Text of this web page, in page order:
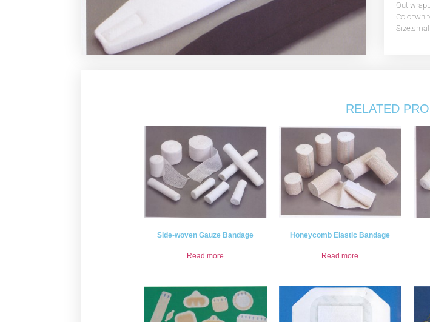
Out
RELATED
Side-woven Gauze Bandage
Read more
Honeycomb Elastic Bandage
Read more